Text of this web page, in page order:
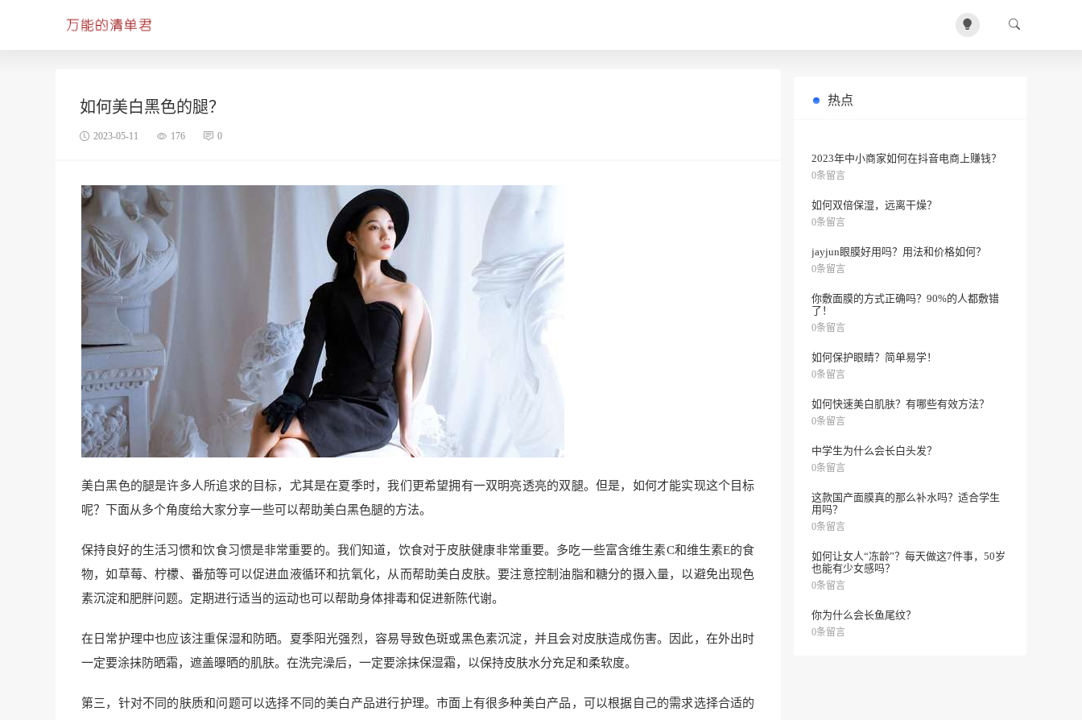
如何美白黑色的腿？
2023-05-11 176 0
美白黑色的腿是许多人所追求的目标，尤其是在夏季时，我们更希望拥有一双明亮透亮的双腿。但是，如何才能实现这个目标
呢？下面从多个角度给大家分享一些可以帮助美白黑色腿的方法。
保持良好的生活习惯和饮食习惯是非常重要的。我们知道，饮食对于皮肤健康非常重要。多吃一些富含维生素C和维生素E的食
物，如草莓、柠檬、番茄等可以促进血液循环和抗氧化，从而帮助美白皮肤。要注意控制油脂和糖分的摄入量，以避免出现色
素沉淀和肥胖问题。定期进行适当的运动也可以帮助身体排毒和促进新陈代谢。
在日常护理中也应该注重保湿和防晒。夏季阳光强烈，容易导致色斑或黑色素沉淀，并且会对皮肤造成伤害。因此，在外出时
一定要涂抹防晒霜，遮盖曝晒的肌肤。在洗完澡后，一定要涂抹保湿霜，以保持皮肤水分充足和柔软度。
第三，针对不同的肤质和问题可以选择不同的美白产品进行护理。市面上有很多种美白产品，可以根据自己的需求选择合适的
热点
2023年中小商家如何在抖音电商上赚钱？
0条留言
如何双倍保湿，远离干燥？
0条留言
jayjun眼膜好用吗？用法和价格如何？
0条留言
你敷面膜的方式正确吗？90%的人都敷错
了！
0条留言
如何保护眼睛？简单易学！
0条留言
如何快速美白肌肤？有哪些有效方法？
0条留言
中学生为什么会长白头发？
0条留言
这款国产面膜真的那么补水吗？适合学生
用吗？
0条留言
如何让女人“冻龄”？每天做这7件事，50岁
也能有少女感吗？
0条留言
你为什么会长鱼尾纹？
0条留言